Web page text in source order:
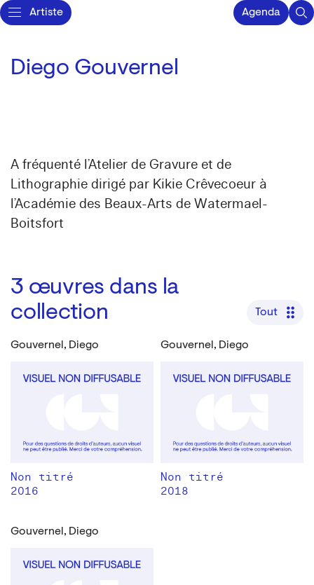
Artiste Agenda
Diego Gouvernel
A fréquenté l’Atelier de Gravure et de
Lithographie dirigé par Kikie Crêvecoeur à
l’Académie des Beaux-Arts de Watermael-
Boitsfort
3 œuvres dans la
collection
Tout
Gouvernel, Diego
Non titré
2016
Gouvernel, Diego
Non titré
2018
Gouvernel, Diego